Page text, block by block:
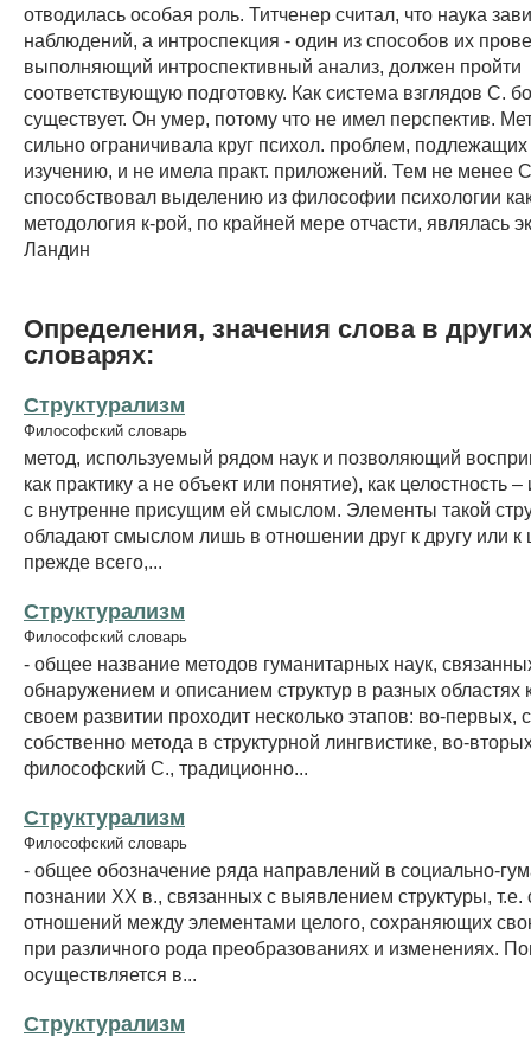
отводилась особая роль. Титченер считал, что наука
наблюдений, а интроспекция - один из способов их
выполняющий интроспективный анализ, должен пройти
соответствующую подготовку. Как система взглядов С.
существует. Он умер, потому что не имел перспектив.
сильно ограничивала круг психол. проблем, подлежащих
изучению, и не имела практ. приложений. Тем не менее
способствовал выделению из философии психологии
методология к-рой, по крайней мере отчасти, являлась
Ландин
Определения, значения слова в
словарях:
Структурализм
Философский словарь
метод, используемый рядом наук и позволяющий
как практику а не объект или понятие), как целостность –
с внутренне присущим ей смыслом. Элементы такой
обладают смыслом лишь в отношении друг к другу или к
прежде всего,...
Структурализм
Философский словарь
- общее название методов гуманитарных наук,
обнаружением и описанием структур в разных областях
своем развитии проходит несколько этапов: во-первых,
собственно метода в структурной лингвистике, во-
философский С., традиционно...
Структурализм
Философский словарь
- общее обозначение ряда направлений в социально-
познании XX в., связанных с выявлением структуры, т.е.
отношений между элементами целого, сохраняющих
при различного рода преобразованиях и изменениях.
осуществляется в...
Структурализм